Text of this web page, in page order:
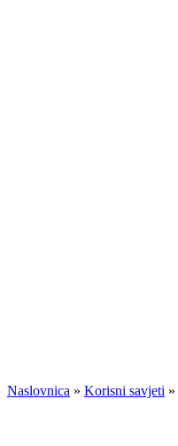
Naslovnica » Korisni savjeti »